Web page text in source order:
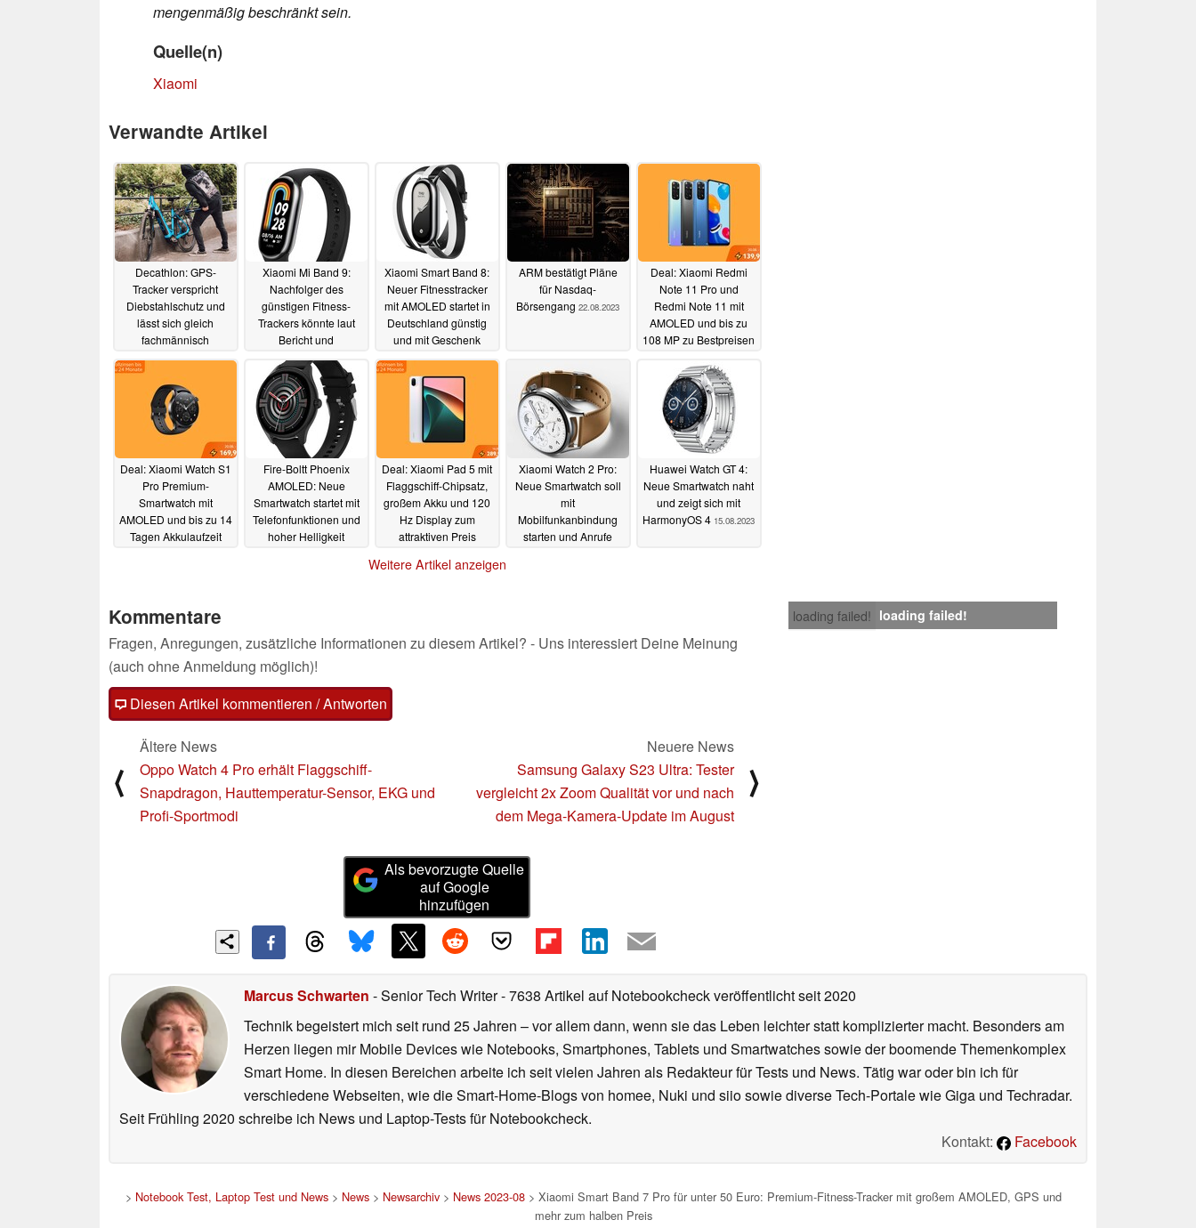
mengenmäßig beschränkt sein.
Quelle(n)
Xiaomi
Verwandte Artikel
Decathlon: GPS-
Tracker verspricht
Diebstahlschutz und
lässt sich gleich
fachmännisch
22.03.2025
Xiaomi Mi Band 9:
Nachfolger des
günstigen Fitness-
Trackers könnte laut
Bericht und
demnächst erscheinen
11.03.2024
Xiaomi Smart Band 8:
Neuer Fitnesstracker
mit AMOLED startet in
Deutschland günstig
und mit Geschenk
26.09.2023
ARM bestätigt Pläne
für Nasdaq-
Börsengang 22.08.2023
Deal: Xiaomi Redmi
Note 11 Pro und
Redmi Note 11 mit
AMOLED und bis zu
108 MP zu Bestpreisen
20.08.2023
Deal: Xiaomi Watch S1
Pro Premium-
Smartwatch mit
AMOLED und bis zu 14
Tagen Akkulaufzeit
Fire-Boltt Phoenix
AMOLED: Neue
Smartwatch startet mit
Telefonfunktionen und
hoher Helligkeit
Deal: Xiaomi Pad 5 mit
Flaggschiff-Chipsatz,
großem Akku und 120
Hz Display zum
attraktiven Preis
Xiaomi Watch 2 Pro:
Neue Smartwatch soll
mit
Mobilfunkanbindung
starten und Anrufe
Huawei Watch GT 4:
Neue Smartwatch naht
und zeigt sich mit
HarmonyOS 4 15.08.2023
Weitere Artikel anzeigen
loading failed! loading failed!
Kommentare
Fragen, Anregungen, zusätzliche Informationen zu diesem Artikel? - Uns interessiert Deine Meinung
(auch ohne Anmeldung möglich)!
Diesen Artikel kommentieren / Antworten
⟨
Ältere News
Oppo Watch 4 Pro erhält Flaggschiff-
Snapdragon, Hauttemperatur-Sensor, EKG und
Profi-Sportmodi
Neuere News
Samsung Galaxy S23 Ultra: Tester
vergleicht 2x Zoom Qualität vor und nach
dem Mega-Kamera-Update im August
⟩
Als bevorzugte Quelle
auf Google
hinzufügen
Marcus Schwarten - Senior Tech Writer- 7638 Artikel auf Notebookcheck veröffentlichtseit 2020
Technik begeistert mich seit rund 25 Jahren – vor allem dann, wenn sie das Leben leichter statt komplizierter macht. Besonders am
Herzen liegen mir Mobile Devices wie Notebooks, Smartphones, Tablets und Smartwatches sowie der boomende Themenkomplex
Smart Home. In diesen Bereichen arbeite ich seit vielen Jahren als Redakteur für Tests und News. Tätig war oder bin ich für
verschiedene Webseiten, wie die Smart-Home-Blogs von homee, Nuki und siio sowie diverse Tech-Portale wie Giga und Techradar.
Seit Frühling 2020 schreibe ich News und Laptop-Tests für Notebookcheck.
Kontakt:
Facebook
> Notebook Test, Laptop Test und News > News > Newsarchiv > News 2023-08 > Xiaomi Smart Band 7 Pro für unter 50 Euro: Premium-Fitness-Tracker mit großem AMOLED, GPS und
mehr zum halben Preis